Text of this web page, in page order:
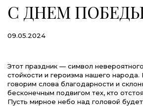
С ДНЕМ
09.05.2024
Этот праздник — символ
стойкости и героизма нашего
говорим слова благодарности и
бесконечным подвигом тех, кто
Пусть мирное небо над головой